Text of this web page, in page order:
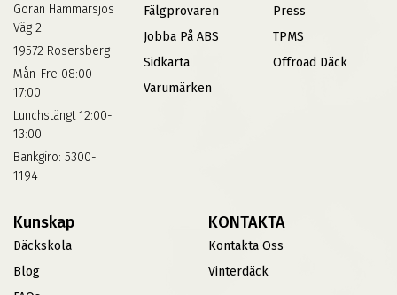
Göran Hammarsjös
Väg 2
19572 Rosersberg
Mån-Fre 08:00-
17:00
Lunchstängt 12:00-
13:00
Bankgiro: 5300-
1194
Fälgprovaren
Jobba På ABS
Sidkarta
Varumärken
Press
TPMS
Offroad Däck
Kunskap
Däckskola
Blog
KONTAKTA
Kontakta Oss
Vinterdäck